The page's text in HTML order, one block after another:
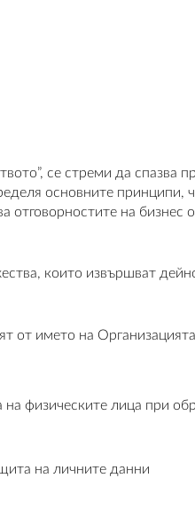
се стреми да спазва
основните принципи,
отговорностите на бизнес
които извършват
от името на
физическите лица при
на личните данни